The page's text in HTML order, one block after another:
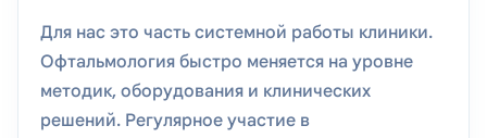
Для нас это часть системной работы клиники.
Офтальмология быстро меняется на уровне
методик, оборудования и клинических
решений. Регулярное участие в